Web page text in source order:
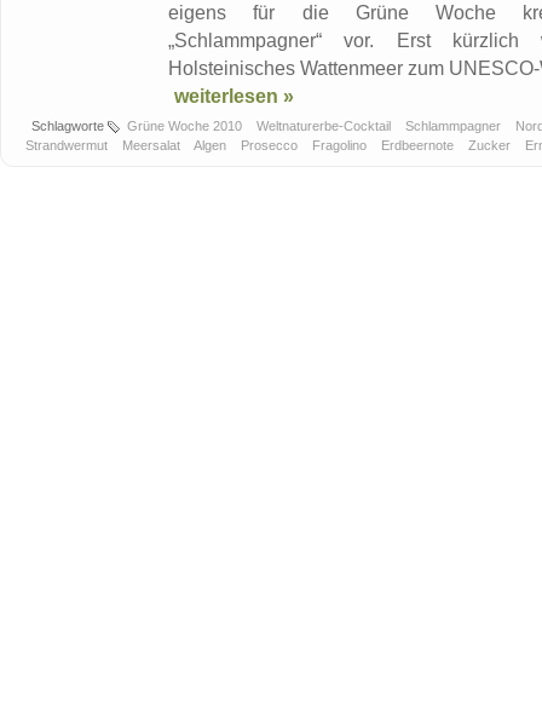
eigens für die Grüne Woche
„Schlammpagner“ vor. Erst
Holsteinisches Wattenmeer zum
weiterlesen »
Schlagworte Grüne Woche 2010 Weltnaturerbe-Cocktail Schlammpagner
Strandwermut
Meersalat Algen Prosecco Fragolino Erdbeernote Zucker